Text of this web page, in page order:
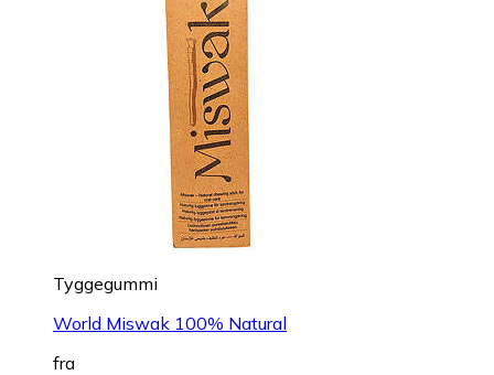
Tyggegummi
World Miswak 100% Natural
fra